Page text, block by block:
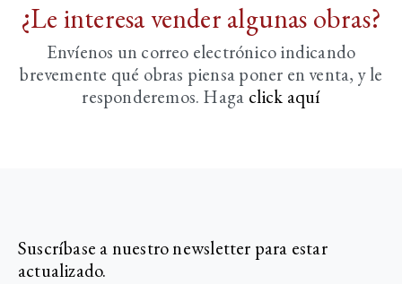
¿Le interesa vender algunas obras?
Envíenos un correo electrónico indicando
brevemente qué obras piensa poner en venta, y le
responderemos. Haga click aquí­
Suscríbase a nuestro newsletter para estar
actualizado.